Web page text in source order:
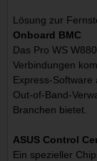
Lösung zur
Onboard BMC
Das Pro WS
Verbindungen
Express-
Out-of-Band-
Branchen bietet.
ASUS Control
Ein spezieller